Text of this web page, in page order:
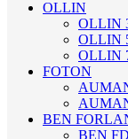
OLLIN
OLLIN
OLLIN
OLLIN
FOTON
BEN
BEN